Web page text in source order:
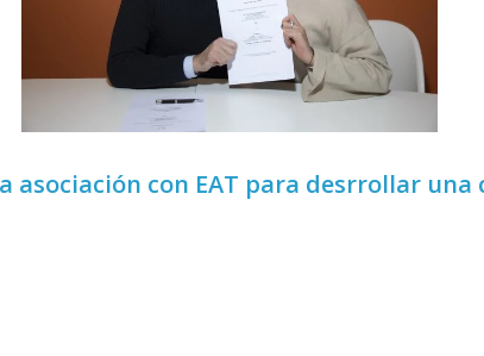
con EAT para desrrollar una